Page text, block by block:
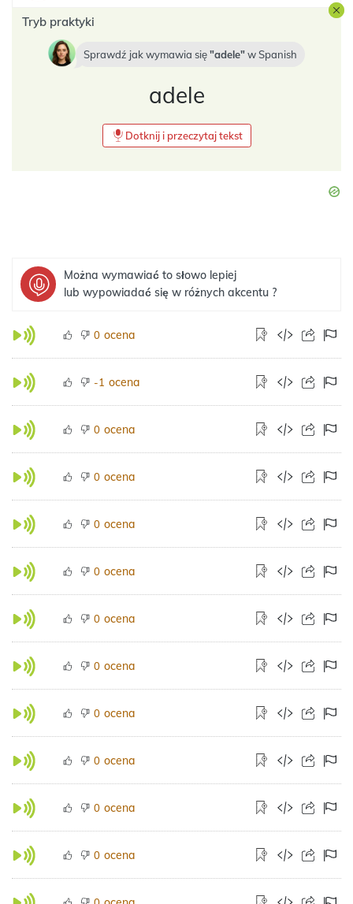
Tryb praktyki
Sprawdź jak wymawia się adele wSpanish
adele
Dotknij i przeczytaj tekst
Można wymawiać to słowo lepiej
lub wypowiadać się w różnych akcentu ?
0 ocena
-1 ocena
0 ocena
0 ocena
0 ocena
0 ocena
0 ocena
0 ocena
0 ocena
0 ocena
0 ocena
0 ocena